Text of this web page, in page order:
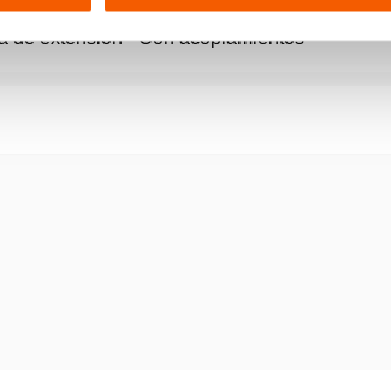
de extensión - Con acoplamientos